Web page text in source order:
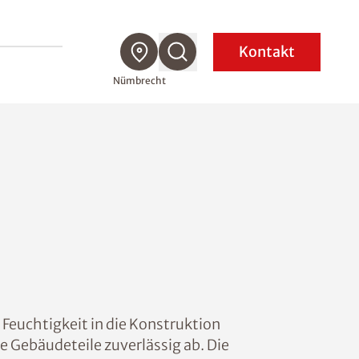
Nümbrecht
Kontakt
Feuchtigkeit in die Konstruktion
zuverlässig ab. Die